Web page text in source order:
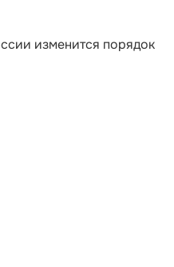
изменится порядок